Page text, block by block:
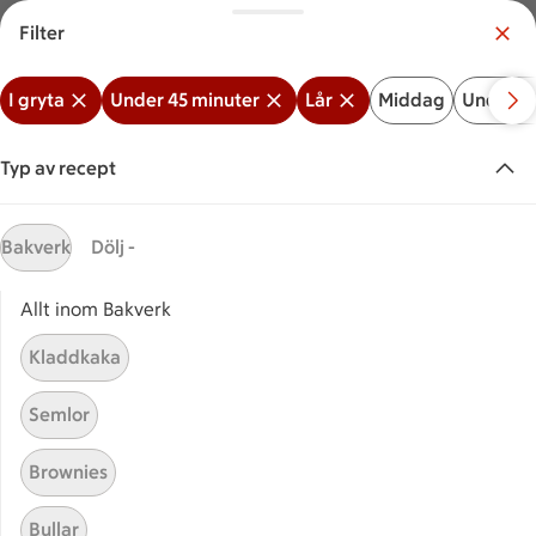
Meny Logga in
Vilken är din butik? Välj butik
Start
Lår + I gryta + Under 45
Sök ingrediens eller recept
Inga förslag
I gryta
ReceptVisar 7 stycken
(7)
Filter
I gryta Under 45 minuter Lår Middag Under
Typ av recept
Bakverk Dölj -
Allt inom Bakverk
Kladdkaka
Semlor
Brownies
Bullar